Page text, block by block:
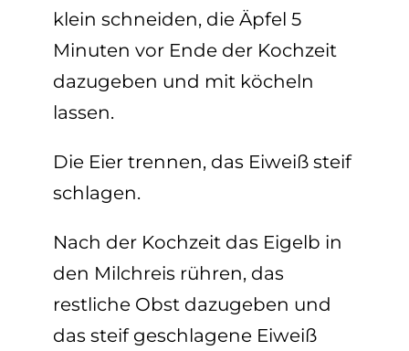
klein schneiden, die Äpfel 5
Minuten vor Ende der Kochzeit
dazugeben und mit köcheln
lassen.
Die Eier trennen, das Eiweiß steif
schlagen.
Nach der Kochzeit das Eigelb in
den Milchreis rühren, das
restliche Obst dazugeben und
das steif geschlagene Eiweiß